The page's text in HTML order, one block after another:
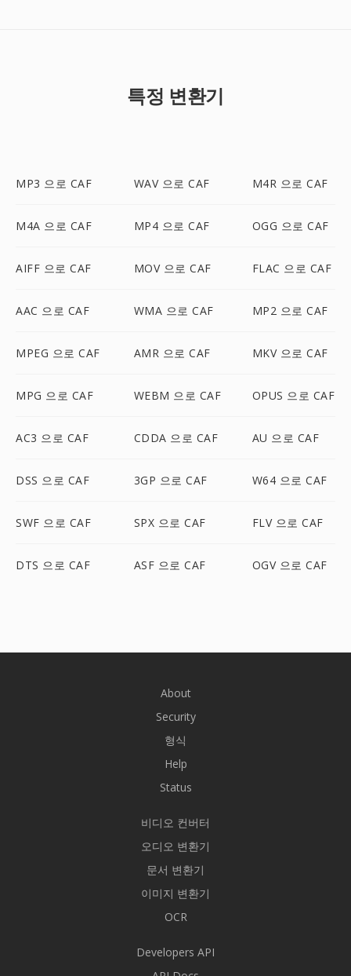
특정 변환기
MP3 으로 CAF WAV 으로 CAF M4R 으로 CAF
M4A 으로 CAF MP4 으로 CAF OGG 으로 CAF
AIFF 으로 CAF MOV 으로 CAF FLAC 으로 CAF
AAC 으로 CAF WMA 으로 CAF MP2 으로 CAF
MPEG 으로 CAF AMR 으로 CAF MKV 으로 CAF
MPG 으로 CAF WEBM 으로 CAF OPUS 으로 CAF
AC3 으로 CAF CDDA 으로 CAF AU 으로 CAF
DSS 으로 CAF 3GP 으로 CAF W64 으로 CAF
SWF 으로 CAF SPX 으로 CAF FLV 으로 CAF
DTS 으로 CAF ASF 으로 CAF OGV 으로 CAF
About
Security
형식
Help
Status
비디오 컨버터
오디오 변환기
문서 변환기
이미지 변환기
OCR
Developers API